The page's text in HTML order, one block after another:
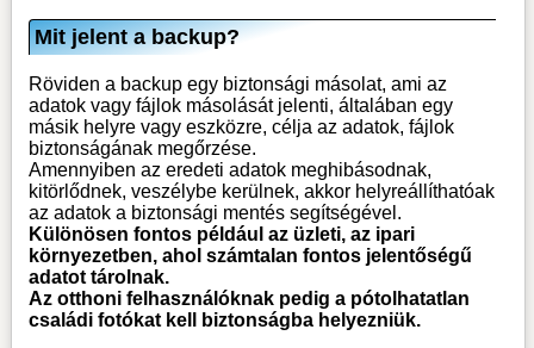
Mit jelent a backup?
Röviden a backup egy biztonsági másolat, ami az
adatok vagy fájlok másolását jelenti, általában egy
másik helyre vagy eszközre, célja az adatok, fájlok
biztonságának megőrzése.
Amennyiben az eredeti adatok meghibásodnak,
kitörlődnek, veszélybe kerülnek, akkor helyreállíthatóak
az adatok a biztonsági mentés segítségével.
Különösen fontos például az üzleti, az ipari
környezetben, ahol számtalan fontos jelentőségű
adatot tárolnak.
Az otthoni felhasználóknak pedig a pótolhatatlan
családi fotókat kell biztonságba helyezniük.